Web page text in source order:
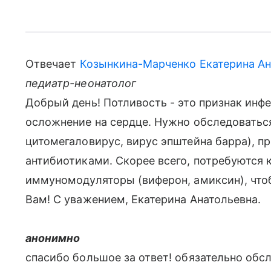
Отвечает Козынкина-Марченко Екатерина
педиатр-неонатолог
Добрый день! Потливость - это признак
осложнение на сердце. Нужно
цитомегаловирус, вирус эпштейна барра),
антибиотиками. Скорее всего, потребуются
иммуномодуляторы (виферон, амиксин),
Вам! С уважением, Екатерина Анатольевна.
анонимно
спасибо большое за ответ! обязательно